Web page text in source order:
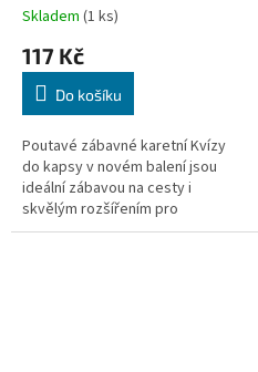
Skladem (1 ks)
117 Kč
Do košíku
Poutavé zábavné karetní Kvízy
do kapsy v novém balení jsou
ideální zábavou na cesty i
skvělým rozšířením pro
deskovou hru Česko - Otázky a